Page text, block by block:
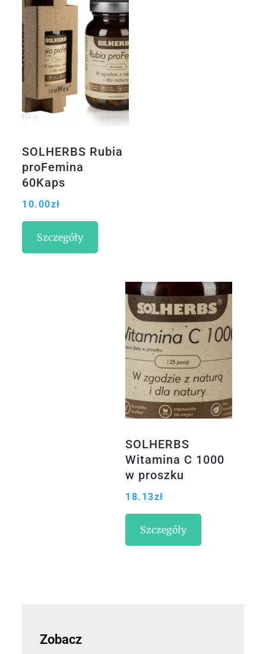
SOLHERBS Rubia
proFemina
60Kaps
10.00zł
Szczegóły
SOLHERBS
Witamina C 1000
w proszku
125porcji
18.13zł
Szczegóły
Zobacz